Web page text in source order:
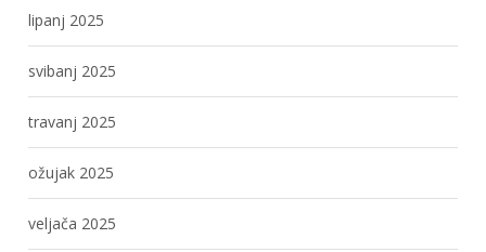
lipanj 2025
svibanj 2025
travanj 2025
ožujak 2025
veljača 2025